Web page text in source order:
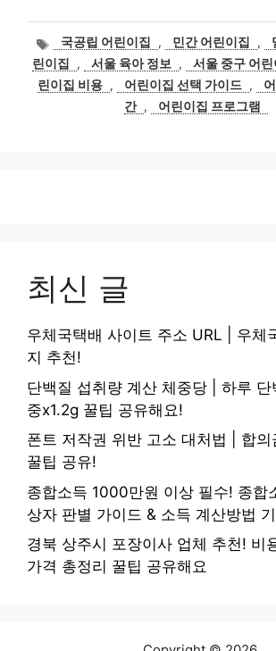
태
그
국공립 어린이집 , 민간 어린이집 ,
린이집
, 서울 육아 정보 , 서울 중구 어린
린이집 비용 , 어린이집 선택 가이드 ,
간 , 어린이집 프로그램
최신 글
우체국택배 사이트 주소 URL | 우체
지 추천!
단백질 섭취량 계산 체중당 | 하루 단
중x1.2g 꿀팁 공유해요!
폰트 저작권 위반 고소 대처법 | 합
꿀팁 공유!
종합소득 1000만원 이상 필수! 종합
상자 판별 가이드 & 소득 계산방법
경북 상주시 포장이사 업체 추천! 비
가격 총정리 꿀팁 공유해요